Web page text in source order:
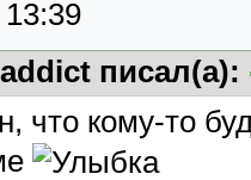
писал(а):
что кому-то